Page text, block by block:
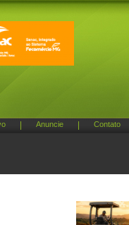
Anuncie Contato